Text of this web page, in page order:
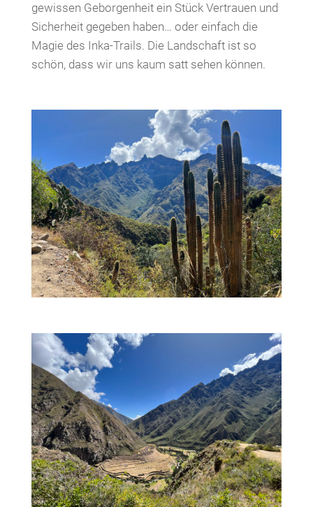
gewissen Geborgenheit ein Stück Vertrauen und
Sicherheit gegeben haben… oder einfach die
Magie des Inka-Trails. Die Landschaft ist so
schön, dass wir uns kaum satt sehen können.